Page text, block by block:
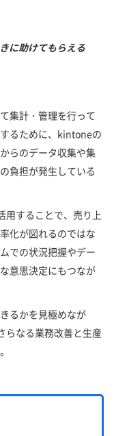
に助けてもらえる
集計・管理を行って
るために、kintoneの
らのデータ収集や集
負担が発生している
用することで、売り上
化が図れるのではな
での状況把握やデー
意思決定にもつなが
るかを見極めなが
らなる業務改善と生産